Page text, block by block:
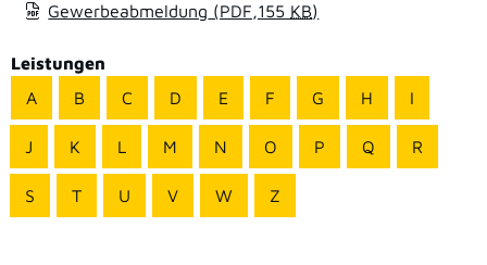
Gewerbeabmeldung (PDF,155 KB)
Leistungen
A
B C D E F G H I
J K L M N O P Q R
S T U V W Z